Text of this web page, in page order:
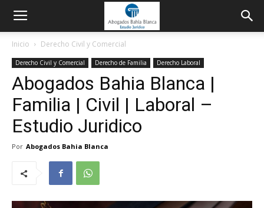
Inicio Derecho Civil y Comercial
Derecho Civil y Comercial Derecho de Familia Derecho Laboral
Abogados Bahia Blanca |
Familia | Civil | Laboral –
Estudio Juridico
Por Abogados Bahia Blanca